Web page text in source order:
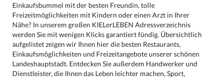
Einkaufsbummel mit der besten Freundin, tolle
Freizeitmöglichkeiten mit Kindern oder einen Arzt in Ihrer
Nähe? In unserem großen KIELerLEBEN Adressverzeichnis
werden Sie mit wenigen Klicks garantiert fündig. Übersichtlich
aufgelistet zeigen wir Ihnen hier die besten Restaurants,
Einkaufsmöglichkeiten und Freizeitangebote unserer schönen
Landeshauptstadt. Entdecken Sie außerdem Handwerker und
Dienstleister, die Ihnen das Leben leichter machen, Sport,